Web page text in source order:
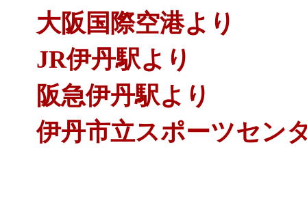
大阪国際空港より
JR伊丹駅より
阪急伊丹駅より
伊丹市立スポーツセン